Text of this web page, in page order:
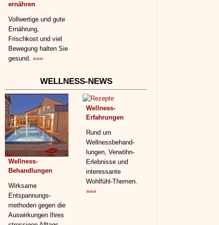
ernähren
Vollwertige und gute
Ernährung,
Frischkost und viel
Bewegung halten Sie
gesund. »»»
WELLNESS-NEWS
Wellness-
Behandlungen
Wirksame
Entspannungs­
methoden gegen die
Auswirkungen Ihres
Wellness-
Erfahrungen
Rund um
Wellnessbehand­
lungen, Verwöhn-
Erlebnisse und
interessante
Wohlfühl-Themen.
»»»